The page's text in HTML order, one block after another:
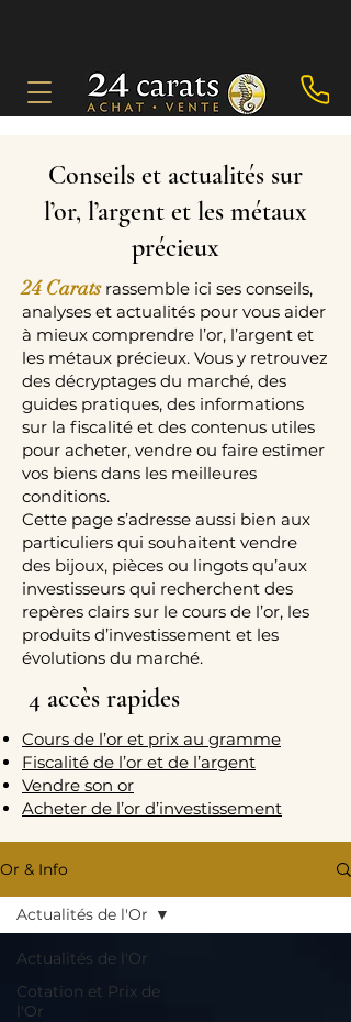
Conseils et actualités sur
l’or, l’argent et les métaux
précieux
24 Caratsrassemble ici ses conseils,
analyses et actualités pour vous aider
à mieux comprendre l’or, l’argent et
les métaux précieux. Vous y retrouvez
des décryptages du marché, des
guides pratiques, des informations
sur la fiscalité et des contenus utiles
pour acheter, vendre ou faire estimer
vos biens dans les meilleures
conditions.
Cette page s’adresse aussi bien aux
particuliers qui souhaitent vendre
des bijoux, pièces ou lingots qu’aux
investisseurs qui recherchent des
repères clairs sur le cours de l’or, les
produits d’investissement et les
évolutions du marché.
4 accès rapides
Cours de l’or et prix au gramme
Fiscalité de l’or et de l’argent
Vendre son or
Acheter de l’or d’investissement
Or & Info
Actualités de l'Or
Cotation et Prix de
l'Or
Actualités de l'Or